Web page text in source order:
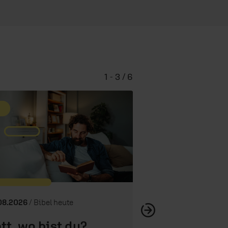
/ Bibel heute
1 - 3 / 6